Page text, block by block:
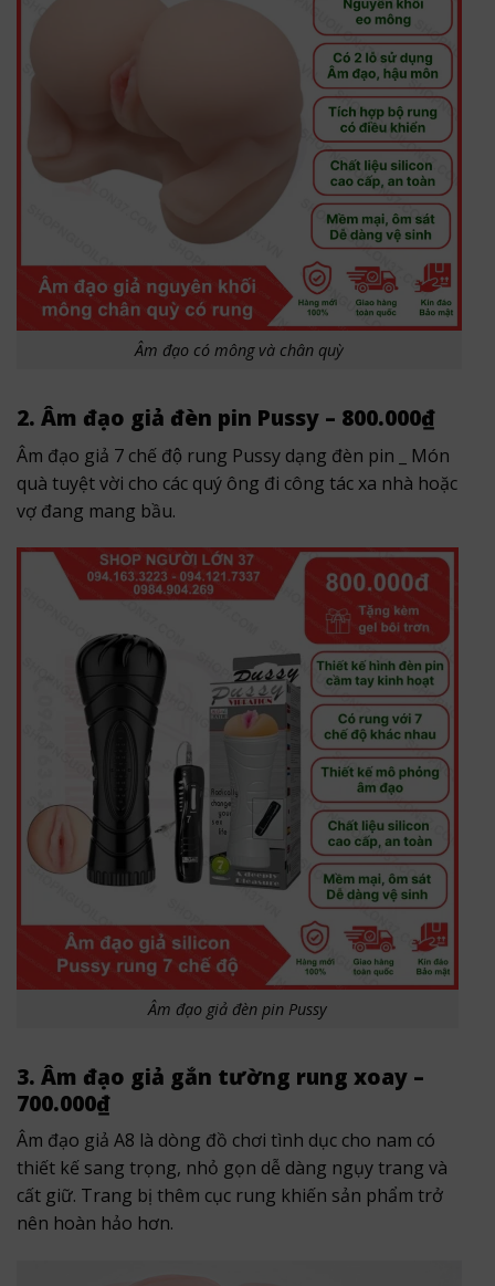
Âm đạo có mông và chân quỳ
2. Âm đạo giả đèn pin Pussy – 800.000₫
Âm đạo giả 7 chế độ rung Pussy dạng đèn pin _ Món
quà tuyệt vời cho các quý ông đi công tác xa nhà hoặc
vợ đang mang bầu.
Âm đạo giả đèn pin Pussy
3. Âm đạo giả gắn tường rung xoay –
700.000₫
Âm đạo giả A8 là dòng đồ chơi tình dục cho nam có
thiết kế sang trọng, nhỏ gọn dễ dàng ngụy trang và
cất giữ. Trang bị thêm cục rung khiến sản phẩm trở
nên hoàn hảo hơn.